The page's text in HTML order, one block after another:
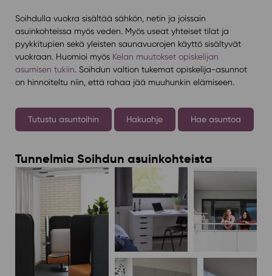
Soihdulla vuokra sisältää sähkön, netin ja joissain
asuinkohteissa myös veden. Myös useat yhteiset tilat ja
pyykkitupien sekä yleisten saunavuorojen käyttö sisältyvät
vuokraan. Huomioi myös Kelan muutokset opiskelijan
asumisen tukiin. Soihdun valtion tukemat opiskelija-asunnot
on hinnoiteltu niin, että rahaa jää muuhunkin elämiseen.
Tutustu asuntoihin Hakuohje Hae asuntoa
Tunnelmia Soihdun asuinkohteista